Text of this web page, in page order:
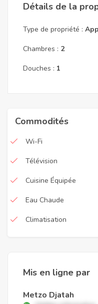
Détails de la
Type de propriété :
Chambres : 2
Douches : 1
Commodités
Wi-Fi
Télévision
Cuisine Équipée
Eau Chaude
Climatisation
Mis en ligne par
Metzo Djatah